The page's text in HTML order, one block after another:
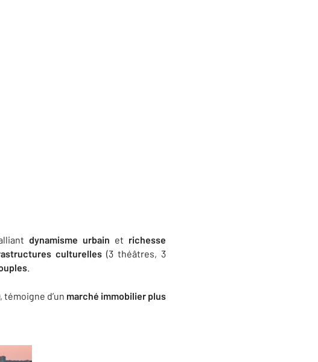
dynamisme urbain et richesse
culturelles (3 théâtres, 3
.
témoigne d’un marché immobilier plus